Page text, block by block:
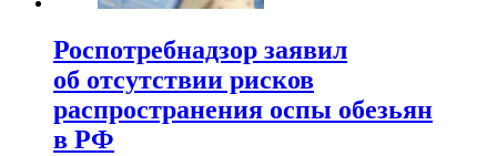
Роспотребнадзор заявил
об отсутствии рисков
распространения оспы обезьян
в РФ